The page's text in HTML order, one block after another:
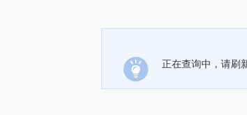
正在查询中，请刷